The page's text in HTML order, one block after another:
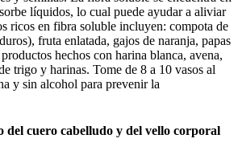
líquidos, lo cual puede ayudar a aliviar
ricos en fibra soluble incluyen: compota de
fruta enlatada, gajos de naranja, papas
hechos con harina blanca, avena,
trigo y harinas. Tome de 8 a 10 vasos al
y sin alcohol para prevenir la
del cuero cabelludo y del vello corporal